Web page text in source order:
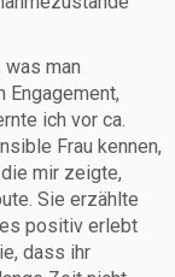
man
Engagement,
ich vor ca.
Frau kennen,
mir zeigte,
Sie erzählte
positiv erlebt
dass ihr